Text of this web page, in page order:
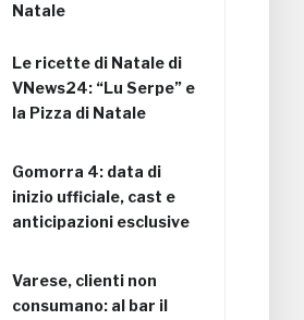
Natale
Le ricette di Natale di
VNews24: “Lu Serpe” e
la Pizza di Natale
Gomorra 4: data di
inizio ufficiale, cast e
anticipazioni esclusive
Varese, clienti non
consumano: al bar il